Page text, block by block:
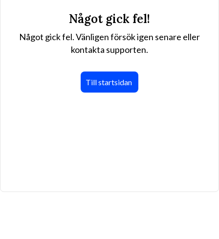
Något gick fel!
Något gick fel. Vänligen försök igen senare eller
kontakta supporten.
Till startsidan